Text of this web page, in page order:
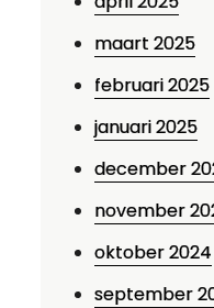
maart 2025
februari 2025
januari 2025
december
november
oktober 2024
september